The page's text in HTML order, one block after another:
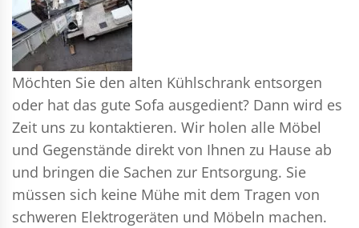
Möchten Sie den alten Kühlschrank entsorgen
oder hat das gute Sofa ausgedient? Dann wird es
Zeit uns zu kontaktieren. Wir holen alle Möbel
und Gegenstände direkt von Ihnen zu Hause ab
und bringen die Sachen zur Entsorgung. Sie
müssen sich keine Mühe mit dem Tragen von
schweren Elektrogeräten und Möbeln machen.